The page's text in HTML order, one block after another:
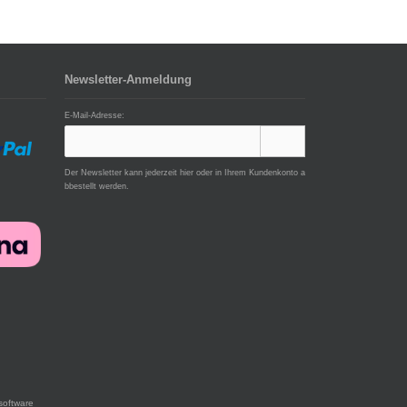
Newsletter-Anmeldung
E-Mail-Adresse:
Der Newsletter kann jederzeit hier oder in Ihrem Kundenkonto a
bbestellt werden.